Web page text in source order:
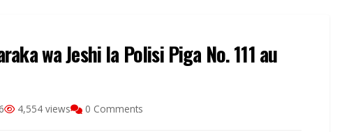
wa Jeshi la Polisi Piga No. 111 au
4,554 views 0 Comments